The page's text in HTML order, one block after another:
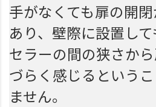
手がなくても扉の開
あり、壁際に設置し
セラーの間の狭さか
づらく感じるという
ません。